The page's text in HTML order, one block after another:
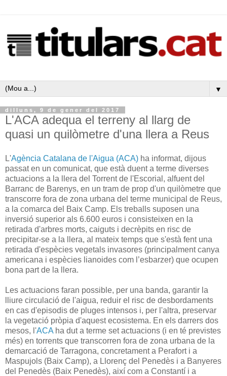
▼
dilluns, 9 de gener del 2017
L'ACA adequa el terreny al llarg de
quasi un quilòmetre d'una llera a Reus
L'Agència Catalana de l'Aigua (ACA) ha informat, dijous
passat en un comunicat, que està duent a terme diverses
actuacions a la llera del Torrent de l'Escorial, alfuent del
Barranc de Barenys, en un tram de prop d'un quilòmetre que
transcorre fora de zona urbana del terme municipal de Reus,
a la comarca del Baix Camp. Els treballs suposen una
inversió superior als 6.600 euros i consisteixen en la
retirada d'arbres morts, caiguts i decrèpits en risc de
precipitar-se a la llera, al mateix temps que s'està fent una
retirada d'espècies vegetals invasores (principalment canya
americana i espècies lianoides com l’esbarzer) que ocupen
bona part de la llera.
Les actuacions faran possible, per una banda, garantir la
lliure circulació de l'aigua, reduir el risc de desbordaments
en cas d'episodis de pluges intensos i, per l'altra, preservar
la vegetació pròpia d'aquest ecosistema. En els darrers dos
mesos, l'ACA ha dut a terme set actuacions (i en té previstes
més) en torrents que transcorren fora de zona urbana de la
demarcació de Tarragona, concretament a Perafort i a
Maspujols (Baix Camp), a Llorenç del Penedès i a Banyeres
del Penedès (Baix Penedès), així com a Constantí i a